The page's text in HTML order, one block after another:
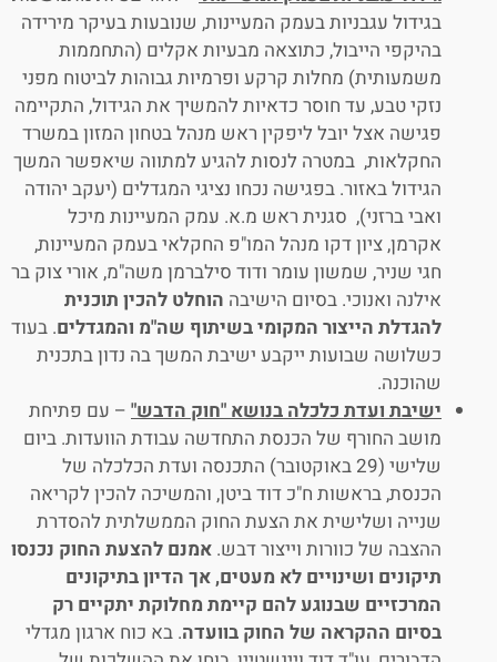
בגידול עגבניות בעמק המעיינות, שנובעות בעיקר מירידה
בהיקפי הייבול, כתוצאה מבעיות אקלים (התחממות
משמעותית) מחלות קרקע ופרמיות גבוהות לביטוח מפני
נזקי טבע, עד חוסר כדאיות להמשיך את הגידול, התקיימה
פגישה אצל יובל ליפקין ראש מנהל בטחון המזון במשרד
החקלאות, במטרה לנסות להגיע למתווה שיאפשר המשך
הגידול באזור. בפגישה נכחו נציגי המגדלים (יעקב יהודה
ואבי ברזני), סגנית ראש מ.א. עמק המעיינות מיכל
אקרמן, ציון דקו מנהל המו"פ החקלאי בעמק המעיינות,
חגי שניר, שמשון עומר ודוד סילברמן משה"מ, אורי צוק בר
אילנה ואנוכי. בסיום הישיבה הוחלט להכין תוכנית
להגדלת הייצור המקומיבשיתוף שה"מ והמגדלים. בעוד
כשלושה שבועות ייקבע ישיבת המשך בה נדון בתכנית
שהוכנה.
ישיבת ועדת כלכלה בנושא "חוק הדבש" – עם פתיחת
מושב החורף של הכנסת התחדשה עבודת הוועדות. ביום
שלישי (29 באוקטובר) התכנסה ועדת הכלכלה של
הכנסת, בראשות ח"כ דוד ביטן, והמשיכה להכין לקריאה
שנייה ושלישית את הצעת החוק הממשלתית להסדרת
ההצבה של כוורות וייצור דבש. אמנם להצעת החוק נכנסו
תיקונים ושינויים לא מעטים, אך הדיון בתיקונים
המרכזיים שבנוגע להם קיימת מחלוקת יתקיים רק
בסיום ההקראה של החוק בוועדה. בא כוח ארגון מגדלי